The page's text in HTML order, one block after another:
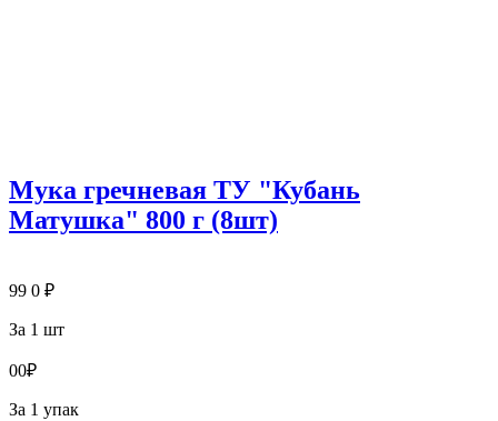
Мука гречневая ТУ "Кубань
Матушка" 800 г (8шт)
99 0 ₽
За 1 шт
00₽
За 1 упак